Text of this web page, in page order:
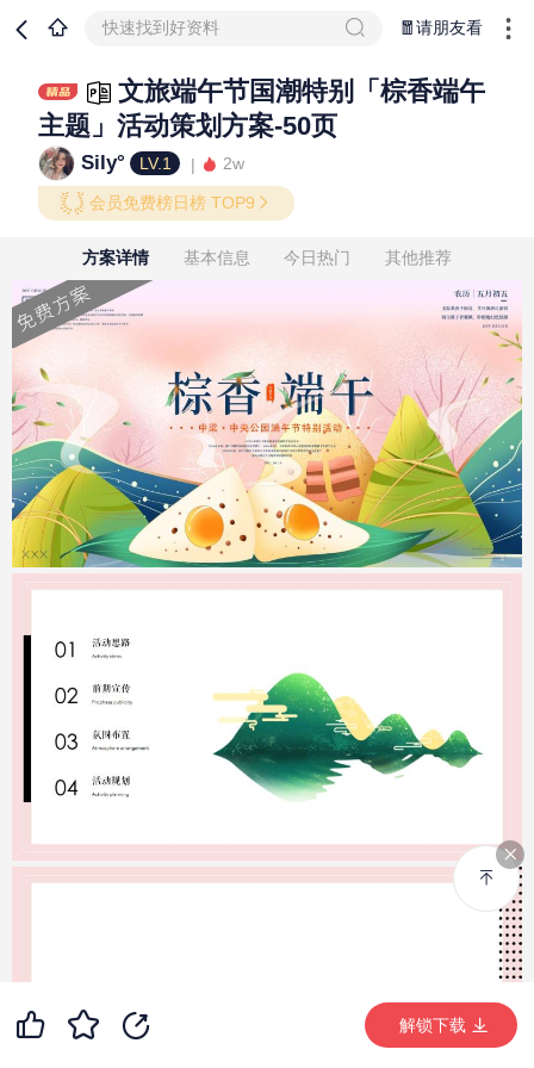
快速找到好资料 🧧请朋友看
文旅端午节国潮特别「棕香端午
主题」活动策划方案-50页
Sily° LV.1 2w
会员免费榜日榜 TOP9
方案详情 基本信息 今日热门 其他推荐
解锁下载 (11466次)
解锁下载